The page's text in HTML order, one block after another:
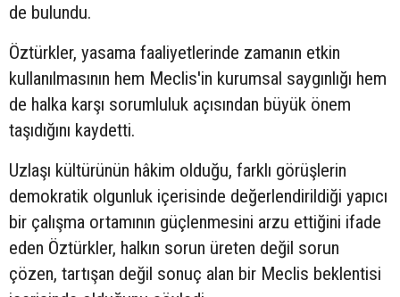
de bulundu.
Öztürkler, yasama faaliyetlerinde zamanın etkin
kullanılmasının hem Meclis'in kurumsal saygınlığı hem
de halka karşı sorumluluk açısından büyük önem
taşıdığını kaydetti.
Uzlaşı kültürünün hâkim olduğu, farklı görüşlerin
demokratik olgunluk içerisinde değerlendirildiği yapıcı
bir çalışma ortamının güçlenmesini arzu ettiğini ifade
eden Öztürkler, halkın sorun üreten değil sorun
çözen, tartışan değil sonuç alan bir Meclis beklentisi